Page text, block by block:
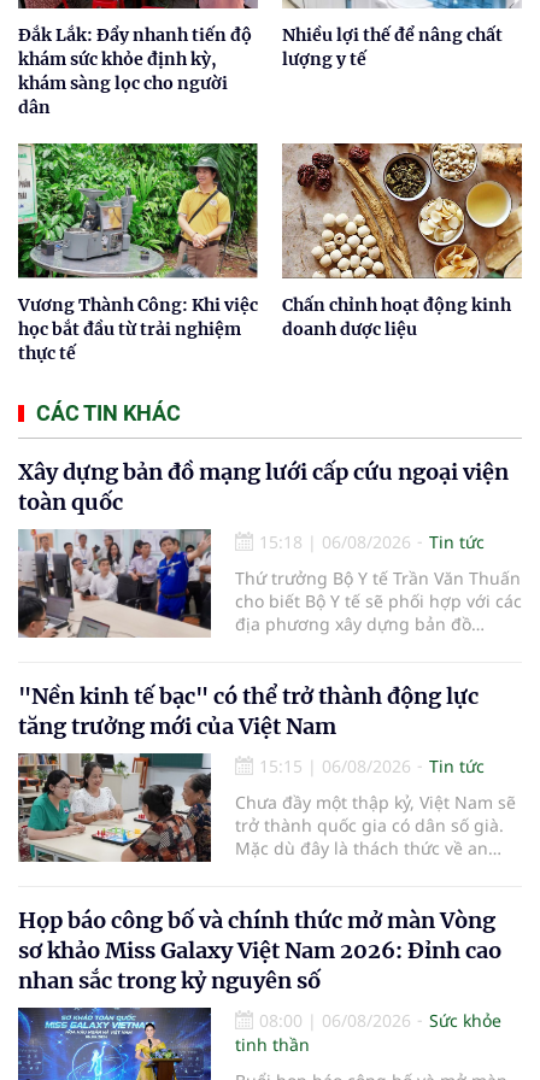
Đắk Lắk: Đẩy nhanh tiến độ
khám sức khỏe định kỳ,
khám sàng lọc cho người
dân
Nhiều lợi thế để nâng chất
lượng y tế
Vương Thành Công: Khi việc
học bắt đầu từ trải nghiệm
thực tế
Chấn chỉnh hoạt động kinh
doanh dược liệu
CÁC TIN KHÁC
Xây dựng bản đồ mạng lưới cấp cứu ngoại viện
toàn quốc
15:18 | 06/08/2026
Tin tức
Thứ trưởng Bộ Y tế Trần Văn Thuấn
cho biết Bộ Y tế sẽ phối hợp với các
địa phương xây dựng bản đồ
thiện cơ chế tài chính và đa dạng
hóa phương tiện nhằm nâng cao
năng lực cấp cứu trước viện trên
phạm vi cả nước.
"Nền kinh tế bạc" có thể trở thành động lực
tăng trưởng mới của Việt Nam
15:15 | 06/08/2026
Tin tức
Chưa đầy một thập kỷ, Việt Nam sẽ
trở thành quốc gia có dân số già.
Mặc dù đây là thách thức về an
có giá trị hàng tỷ USD.
Họp báo công bố và chính thức mở màn Vòng
sơ khảo Miss Galaxy Việt Nam 2026: Đỉnh cao
nhan sắc trong kỷ nguyên số
08:00 | 06/08/2026
Sức khỏe
tinh thần